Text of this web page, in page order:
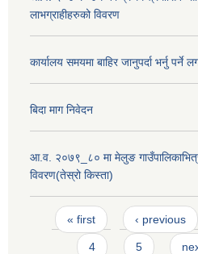
लाभग्राहीहरुको विवरण
कार्यालय समयमा बाहिर जानुपर्दा भर्नु पर्ने
बिदा माग निवेदन
आ.व. २०७९_८० मा मेलुङ
विवरण(तेस्रो किस्ता)
Pages
« first ‹ previous
4 5